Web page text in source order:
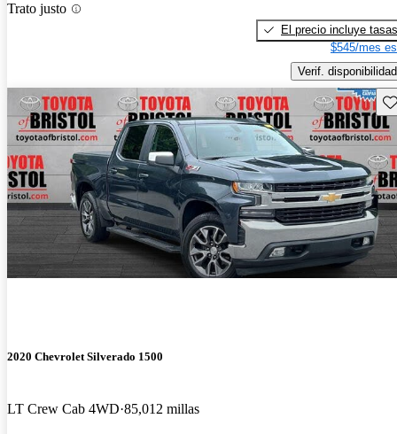
Trato justo
El precio incluye tasas
$545/mes
Verif. disponibilidad
2020 Chevrolet Silverado 1500
LT Crew Cab 4WD 85,012 millas